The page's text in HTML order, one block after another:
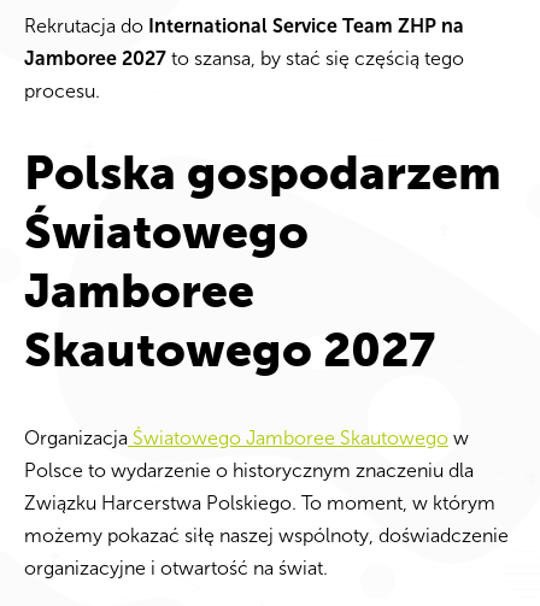
Rekrutacja do International Service Team ZHP na
Jamboree 2027 to szansa, by stać się częścią tego
procesu.
Polska gospodarzem
Światowego
Jamboree
Skautowego 2027
Organizacja Światowego Jamboree Skautowego w
Polsce to wydarzenie o historycznym znaczeniu dla
Związku Harcerstwa Polskiego. To moment, w którym
możemy pokazać siłę naszej wspólnoty, doświadczenie
organizacyjne i otwartość na świat.